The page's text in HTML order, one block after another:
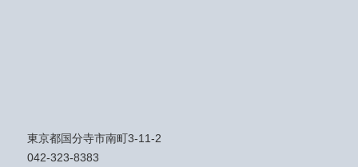
東京都国分寺市南町3-11-2
042-323-8383